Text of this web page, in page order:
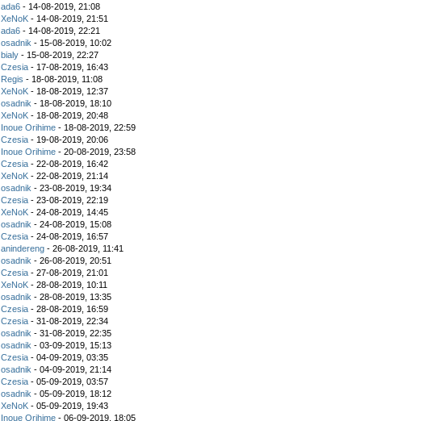
ada6 - 14-08-2019, 21:08
XeNoK - 14-08-2019, 21:51
ada6 - 14-08-2019, 22:21
osadnik - 15-08-2019, 10:02
bialy - 15-08-2019, 22:27
Czesia - 17-08-2019, 16:43
Regis - 18-08-2019, 11:08
XeNoK - 18-08-2019, 12:37
osadnik - 18-08-2019, 18:10
XeNoK - 18-08-2019, 20:48
Inoue Orihime - 18-08-2019, 22:59
Czesia - 19-08-2019, 20:06
Inoue Orihime - 20-08-2019, 23:58
Czesia - 22-08-2019, 16:42
XeNoK - 22-08-2019, 21:14
osadnik - 23-08-2019, 19:34
Czesia - 23-08-2019, 22:19
XeNoK - 24-08-2019, 14:45
osadnik - 24-08-2019, 15:08
Czesia - 24-08-2019, 16:57
anindereng - 26-08-2019, 11:41
osadnik - 26-08-2019, 20:51
Czesia - 27-08-2019, 21:01
XeNoK - 28-08-2019, 10:11
osadnik - 28-08-2019, 13:35
Czesia - 28-08-2019, 16:59
Czesia - 31-08-2019, 22:34
osadnik - 31-08-2019, 22:35
osadnik - 03-09-2019, 15:13
Czesia - 04-09-2019, 03:35
osadnik - 04-09-2019, 21:14
Czesia - 05-09-2019, 03:57
osadnik - 05-09-2019, 18:12
XeNoK - 05-09-2019, 19:43
Inoue Orihime - 06-09-2019, 18:05